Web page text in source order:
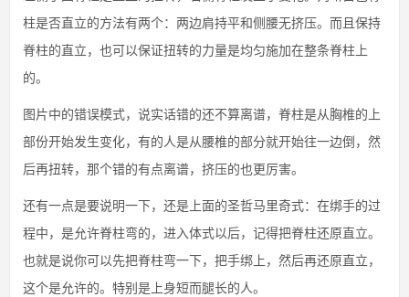
柱是否直立的方法有两个：两边肩持平和侧腰无挤压。而且保持
脊柱的直立，也可以保证扭转的力量是均匀施加在整条脊柱上
的。
图片中的错误模式，说实话错的还不算离谱，脊柱是从胸椎的上
部份开始发生变化，有的人是从腰椎的部分就开始往一边倒，然
后再扭转，那个错的有点离谱，挤压的也更厉害。
还有一点是要说明一下，还是上面的圣哲马里奇式：在绑手的过
程中，是允许脊柱弯的，进入体式以后，记得把脊柱还原直立。
也就是说你可以先把脊柱弯一下，把手绑上，然后再还原直立，
这个是允许的。特别是上身短而腿长的人。